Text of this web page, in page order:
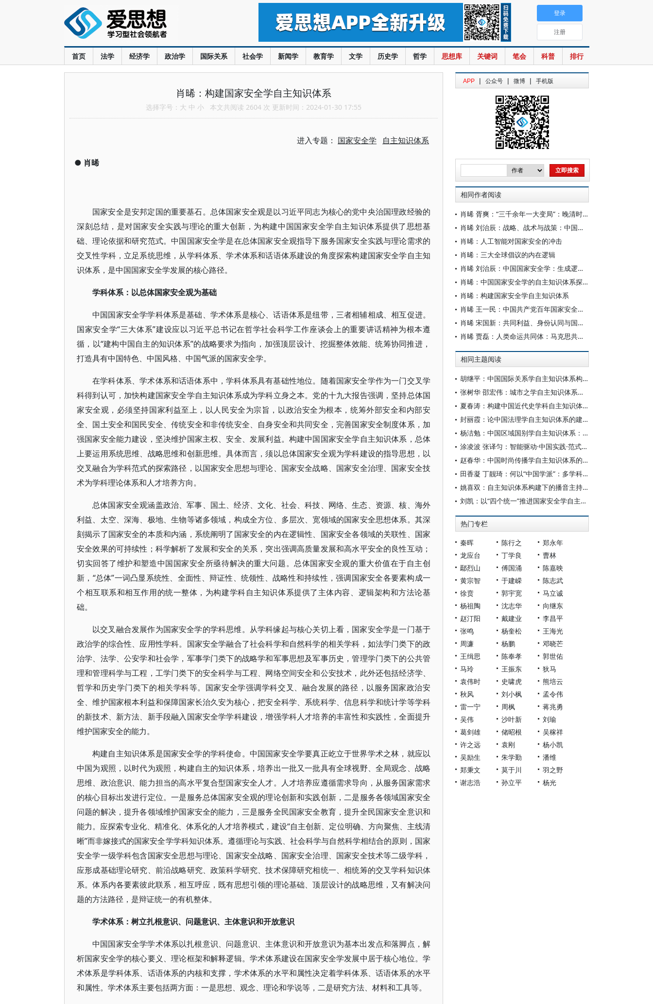
首页 法学 经济学 政治学 国际关系 社会学 新闻学 教育学 文学 历史学 哲学 思想库 关键词 笔会 科普 排行
登录
注册
肖晞：构建国家安全学自主知识体系
选择字号： 大 中 小 本文共阅读 2604 次 更新时间：2024-01-30 17:55
进入专题： 国家安全学 自主知识体系
● 肖晞
国家安全是安邦定国的重要基石。总体国家安全观是以习近平同志为核心的党中央治国理政经验的
深刻总结，是对国家安全实践与理论的重大创新，为构建中国国家安全学自主知识体系提供了思想基
础、理论依据和研究范式。中国国家安全学是在总体国家安全观指导下服务国家安全实践与理论需求的
交叉性学科，立足系统思维，从学科体系、学术体系和话语体系建设的角度探索构建国家安全学自主知
识体系，是中国国家安全学发展的核心路径。
学科体系：以总体国家安全观为基础
中国国家安全学学科体系是基础、学术体系是核心、话语体系是纽带，三者相辅相成、相互促进。
国家安全学“三大体系”建设应以习近平总书记在哲学社会科学工作座谈会上的重要讲话精神为根本遵
循，以“建构中国自主的知识体系”的战略要求为指向，加强顶层设计、挖掘整体效能、统筹协同推进，
打造具有中国特色、中国风格、中国气派的国家安全学。
在学科体系、学术体系和话语体系中，学科体系具有基础性地位。随着国家安全学作为一门交叉学
科得到认可，加快构建国家安全学自主知识体系成为学科立身之本。党的十九大报告强调，坚持总体国
家安全观，必须坚持国家利益至上，以人民安全为宗旨，以政治安全为根本，统筹外部安全和内部安
全、国土安全和国民安全、传统安全和非传统安全、自身安全和共同安全，完善国家安全制度体系，加
强国家安全能力建设，坚决维护国家主权、安全、发展利益。构建中国国家安全学自主知识体系，总体
上要运用系统思维、战略思维和创新思维。具体而言，须以总体国家安全观为学科建设的指导思想，以
交叉融合为学科范式的探索路径，以国家安全思想与理论、国家安全战略、国家安全治理、国家安全技
术为学科理论体系和人才培养方向。
总体国家安全观涵盖政治、军事、国土、经济、文化、社会、科技、网络、生态、资源、核、海外
利益、太空、深海、极地、生物等诸多领域，构成全方位、多层次、宽领域的国家安全思想体系。其深
刻揭示了国家安全的本质和内涵，系统阐明了国家安全的内在逻辑性、国家安全各领域的关联性、国家
安全效果的可持续性；科学解析了发展和安全的关系，突出强调高质量发展和高水平安全的良性互动；
切实回答了维护和塑造中国国家安全所亟待解决的重大问题。总体国家安全观的重大价值在于自主创
新，“总体”一词凸显系统性、全面性、辩证性、统领性、战略性和持续性，强调国家安全各要素构成一
个相互联系和相互作用的统一整体，为构建学科自主知识体系提供了主体内容、逻辑架构和方法论基
础。
以交叉融合发展作为国家安全学的学科思维。从学科缘起与核心关切上看，国家安全学是一门基于
政治学的综合性、应用性学科。国家安全学融合了社会科学和自然科学的相关学科，如法学门类下的政
治学、法学、公安学和社会学，军事学门类下的战略学和军事思想及军事历史，管理学门类下的公共管
理和管理科学与工程，工学门类下的安全科学与工程、网络空间安全和公安技术，此外还包括经济学、
哲学和历史学门类下的相关学科等。国家安全学强调学科交叉、融合发展的路径，以服务国家政治安
全、维护国家根本利益和保障国家长治久安为核心，把安全科学、系统科学、信息科学和统计学等学科
的新技术、新方法、新手段融入国家安全学学科建设，增强学科人才培养的丰富性和实践性，全面提升
维护国家安全的能力。
构建自主知识体系是国家安全学的学科使命。中国国家安全学要真正屹立于世界学术之林，就应以
中国为观照，以时代为观照，构建自主的知识体系，培养出一批又一批具有全球视野、全局观念、战略
思维、政治意识、能力担当的高水平复合型国家安全人才。人才培养应遵循需求导向，从服务国家需求
的核心目标出发进行定位。一是服务总体国家安全观的理论创新和实践创新，二是服务各领域国家安全
问题的解决，提升各领域维护国家安全的能力，三是服务全民国家安全教育，提升全民国家安全意识和
能力。应探索专业化、精准化、体系化的人才培养模式，建设“自主创新、定位明确、方向聚焦、主线清
晰”而非嫁接式的国家安全学学科知识体系。遵循理论与实践、社会科学与自然科学相结合的原则，国家
安全学一级学科包含国家安全思想与理论、国家安全战略、国家安全治理、国家安全技术等二级学科，
应形成基础理论研究、前沿战略研究、政策科学研究、技术保障研究相统一、相统筹的交叉学科知识体
系。体系内各要素彼此联系，相互呼应，既有思想引领的理论基础、顶层设计的战略思维，又有解决问
题的方法路径，是辩证统一的有机整体。
学术体系：树立扎根意识、问题意识、主体意识和开放意识
中国国家安全学学术体系以扎根意识、问题意识、主体意识和开放意识为基本出发点和落脚点，解
析国家安全学的核心要义、理论框架和解释逻辑。学术体系建设在国家安全学发展中居于核心地位。学
术体系是学科体系、话语体系的内核和支撑，学术体系的水平和属性决定着学科体系、话语体系的水平
和属性。学术体系主要包括两方面：一是思想、观念、理论和学说等，二是研究方法、材料和工具等。
APP | 公众号 | 微博 | 手机版
相同作者阅读
肖晞 胥爽：“三千余年一大变局”：晚清时期中国国家安全观的转型与重构
肖晞 刘治辰：战略、战术与战策：中国古代粮食安全思想的要素探索
肖晞：人工智能对国家安全的冲击
肖晞：三大全球倡议的内在逻辑
肖晞 刘治辰：中国国家安全学：生成逻辑、体系创新与未来展望
肖晞：中国国家安全学的自主知识体系探索
肖晞：构建国家安全学自主知识体系
肖晞 王一民：中国共产党百年国家安全思想发展析论
肖晞 宋国新：共同利益、身份认同与国际合作——一个理论分析框架
肖晞 贾磊：人类命运共同体：马克思共同体思想的继承与发展
相同主题阅读
胡继平：中国国际关系学自主知识体系构建的时代转向
张树华 邵宏伟：城市之学自主知识体系正在加快形成
夏春涛：构建中国近代史学科自主知识体系刍议
封丽霞：论中国法理学自主知识体系的建构
杨洁勉：中国区域国别学自主知识体系：本原、借鉴和建构
涂凌波 张译匀：智能驱动·中国实践·范式创新：“构建中国新闻传播学自主知识体系”专题研讨会综述
赵春华：中国时尚传播学自主知识体系的内在逻辑与实践路径
田香凝 丁靓琦：何以“中国学派”：多学科视野下中国特色新闻传播学建设的研究
姚喜双：自主知识体系构建下的播音主持高等专业教育研究
刘凯：以“四个统一”推进国家安全学自主知识体系构建
热门专栏
秦晖 陈行之
郑永年
龙应台
丁学良
曹林
鄢烈山
傅国涌
陈嘉映
黄宗智
于建嵘
陈志武
徐贲
郭宇宽
马立诚
杨祖陶
沈志华
向继东
赵汀阳
戴建业
李昌平
张鸣
杨奎松
王海光
周濂
杨鹏
邓晓芒
王缉思
陈奉孝
郭世佑
马玲
王振东
狄马
袁伟时
史啸虎
熊培云
秋风
刘小枫
孟令伟
雷一宁
周枫
蒋兆勇
吴伟
沙叶新
刘瑜
葛剑雄
储昭根
吴稼祥
许之远
袁刚
杨小凯
吴励生
朱学勤
潘维
郑秉文
莫于川
羽之野
谢志浩
孙立平 杨光